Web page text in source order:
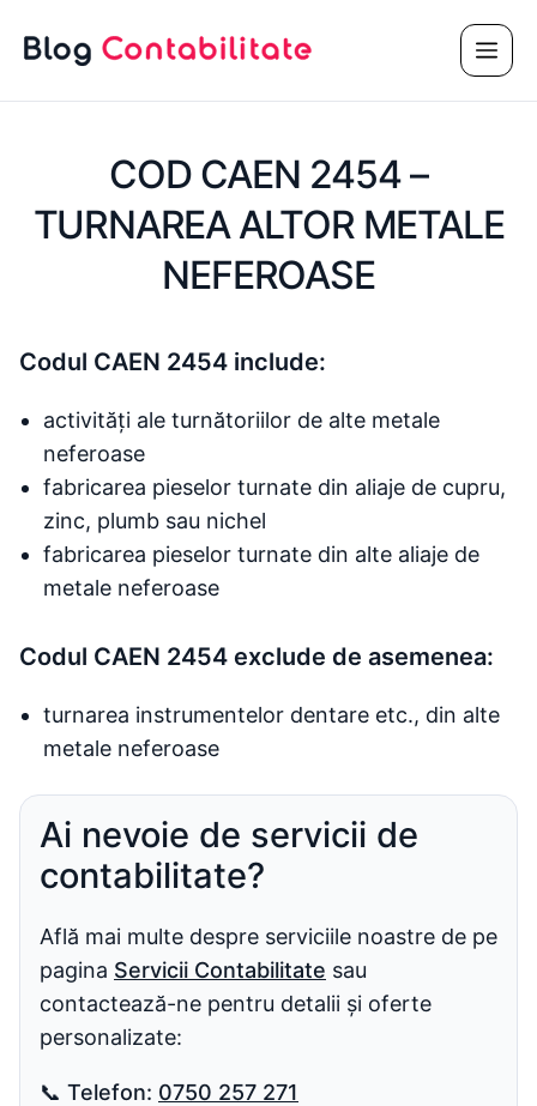
COD CAEN 2454 –
TURNAREA ALTOR METALE
NEFEROASE
Codul CAEN 2454 include:
activități ale turnătoriilor de alte metale
neferoase
fabricarea pieselor turnate din aliaje de cupru,
zinc, plumb sau nichel
fabricarea pieselor turnate din alte aliaje de
metale neferoase
Codul CAEN 2454 exclude de asemenea:
turnarea instrumentelor dentare etc., din alte
metale neferoase
Ai nevoie de servicii de
contabilitate?
Află mai multe despre serviciile noastre de pe
pagina Servicii Contabilitate sau
contactează-ne pentru detalii și oferte
personalizate:
📞 Telefon: 0750 257 271